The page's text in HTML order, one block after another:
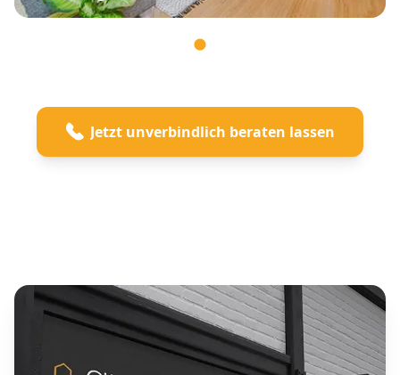
Jetzt unverbindlich beraten lassen